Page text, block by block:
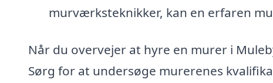
murværksteknikker, kan en erfaren
Når du overvejer at hyre en murer i
Sørg for at undersøge murerenes